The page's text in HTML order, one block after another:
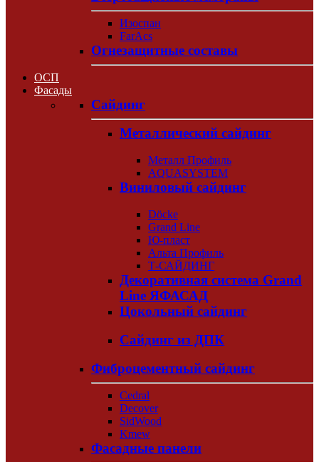
Изоспан
FarAcs
Огнезащитные составы
ОСП
Фасады
Сайдинг
Металлический сайдинг
Металл Профиль
AQUASYSTEM
Виниловый сайдинг
Döcke
Grand Line
Ю-пласт
Альта Профиль
Т-САЙДИНГ
Декоративная система Grand
Line ЯФАСАД
Цокольный сайдинг
Сайдинг из ДПК
Фиброцементный сайдинг
Cedral
Decover
SidWood
Kmew
Фасадные панели